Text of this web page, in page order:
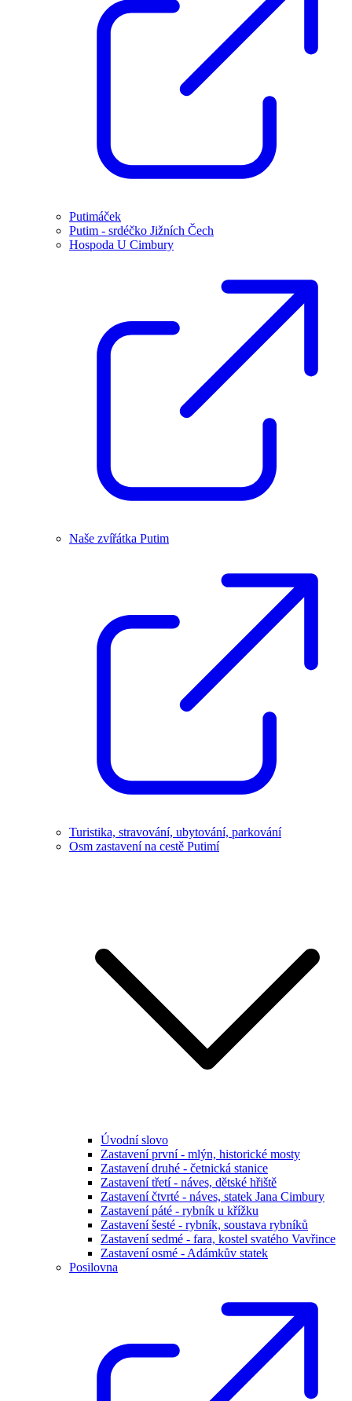
Putimáček
Putim - srdéčko Jižních Čech
Hospoda U Cimbury
Naše zvířátka Putim
Turistika, stravování, ubytování, parkování
Osm zastavení na cestě Putimí
Úvodní slovo
Zastavení první - mlýn, historické mosty
Zastavení druhé - četnická stanice
Zastavení třetí - náves, dětské hřiště
Zastavení čtvrté - náves, statek Jana Cimbury
Zastavení páté - rybník u křížku
Zastavení šesté - rybník, soustava rybníků
Zastavení sedmé - fara, kostel svatého Vavřince
Zastavení osmé - Adámkův statek
Posilovna